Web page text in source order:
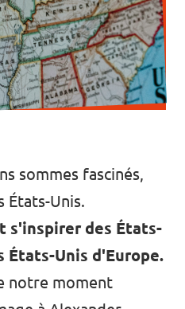
sommes fascinés,
États-Unis.
s'inspirer des États-
États-Unis d'Europe.
notre moment